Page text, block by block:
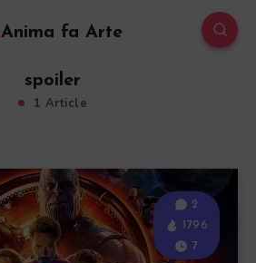
Anima fa Arte
spoiler
1 Article
2
1796
7